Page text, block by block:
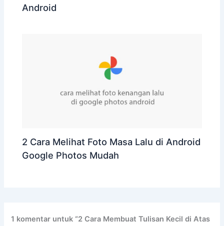
Android
2 Cara Melihat Foto Masa Lalu di Android
Google Photos Mudah
1 komentar untuk “2 Cara Membuat Tulisan Kecil di Atas